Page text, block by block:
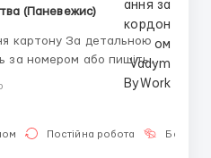
(Паневежис)
За детальною
за номером або пишіть
— нічна зміна На
Постійна робота Без